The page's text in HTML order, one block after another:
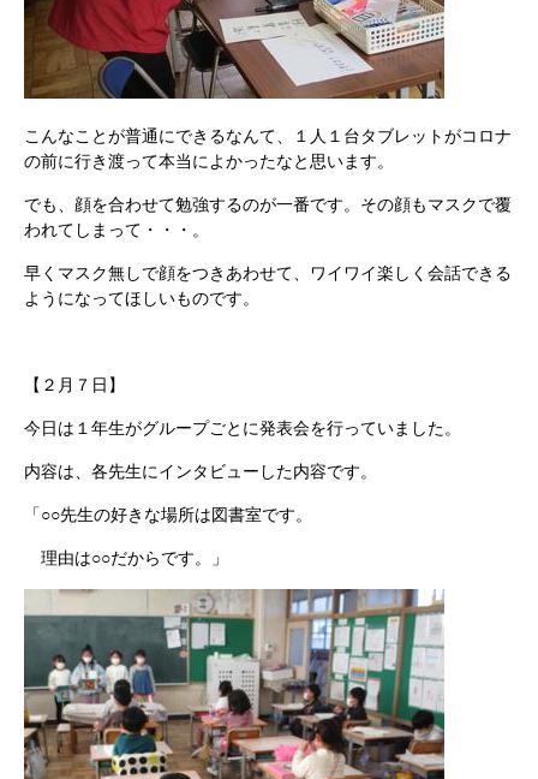
こんなことが普通にできるなんて、１人１台タブレットがコロナ
の前に行き渡って本当によかったなと思います。
でも、顔を合わせて勉強するのが一番です。その顔もマスクで覆
われてしまって・・・。
早くマスク無しで顔をつきあわせて、ワイワイ楽しく会話できる
ようになってほしいものです。
【２月７日】
今日は１年生がグループごとに発表会を行っていました。
内容は、各先生にインタビューした内容です。
「○○先生の好きな場所は図書室です。
理由は○○だからです。」